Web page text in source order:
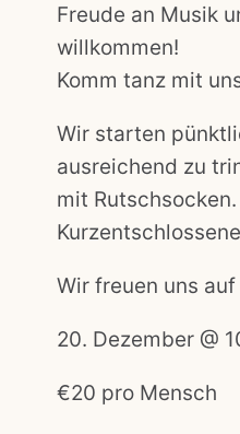
Freude an Musik
willkommen!
Komm tanz mit
Wir starten
ausreichend zu
mit
Wir freuen uns auf
20. Dezember @
€20 pro Mensch